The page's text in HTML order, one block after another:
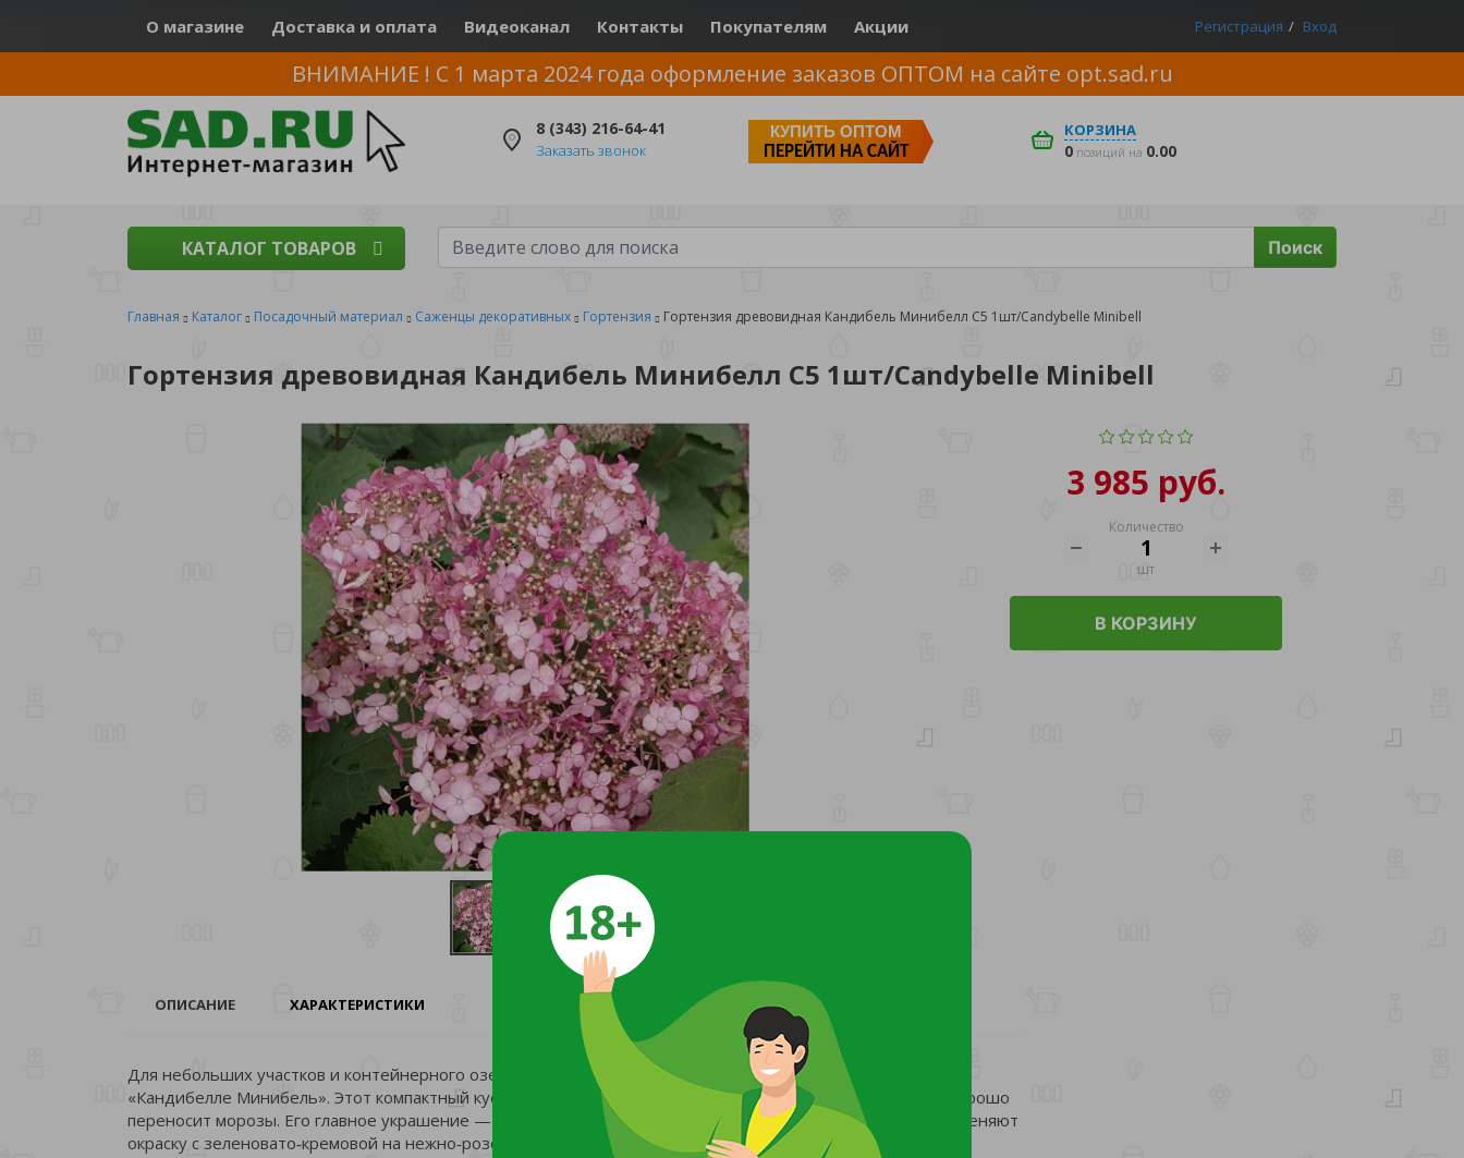
О магазине Доставка и оплата Видеоканал Контакты Покупателям Акции Регистрация Вход
ВНИМАНИЕ ! С 1 марта 2024 года оформление заказов ОПТОМ на сайте opt.sad.ru
8 (343) 216-64-41
Заказать звонок
КУПИТЬ ОПТОМ
ПЕРЕЙТИ НА САЙТ
КОРЗИНА
0 позиций на 0.00
КАТАЛОГ ТОВАРОВ Поиск
Главная Каталог Посадочный материал Саженцы декоративных Гортензия Гортензия древовидная Кандибель Минибелл С5 1шт/Candybelle Minibell
Гортензия древовидная Кандибель Минибелл С5 1шт/Candybelle Minibell
3 985 руб.
Количество
шт
В КОРЗИНУ
ОПИСАНИЕ ХАРАКТЕРИСТИКИ
Для небольших участков и контейнерного озеленения идеально подойдёт гортензия древовидная
«Кандибелле Минибель». Этот компактный кустарник (высотой до 90 см) не требует сложного ухода и хорошо
переносит морозы. Его главное украшение — крупные плотные соцветия шаровидной формы, которые меняют
окраску с зеленовато‑кремовой на нежно‑розовую.